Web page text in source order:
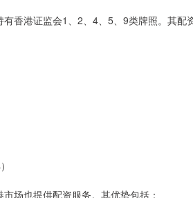
香港证监会1、2、4、5、9类牌照。其配
场也提供配资服务。其优势包括：